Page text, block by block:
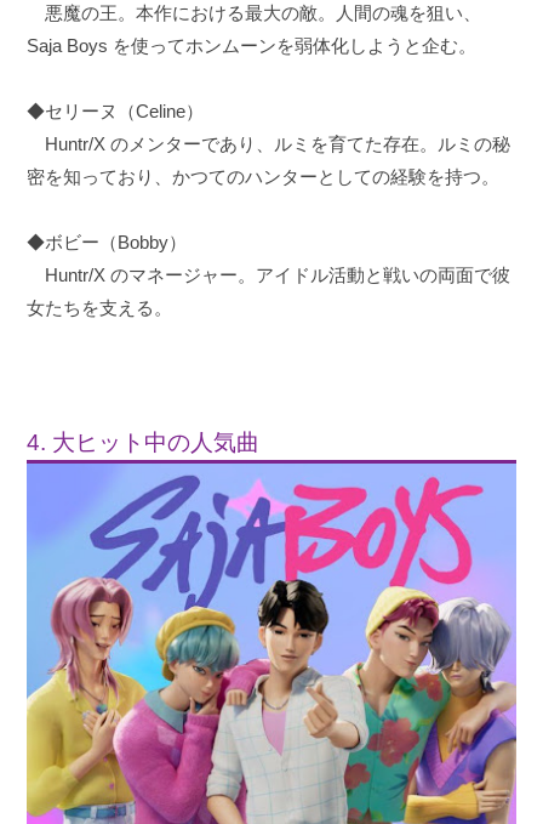
悪魔の王。本作における最大の敵。人間の魂を狙い、
Saja Boys を使ってホンムーンを弱体化しようと企む。
◆セリーヌ（Celine）
Huntr/X のメンターであり、ルミを育てた存在。ルミの秘
密を知っており、かつてのハンターとしての経験を持つ。
◆ボビー（Bobby）
Huntr/X のマネージャー。アイドル活動と戦いの両面で彼
女たちを支える。
4. 大ヒット中の人気曲